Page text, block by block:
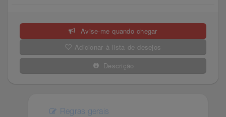
Cozinha
Doações
Eletrodomésticos
Extra
Fortaleza
Gama Italy
Individual
Insider
John John
Avise-me quando chegar
Adicionar à lista de desejos
Descrição
Regras gerais